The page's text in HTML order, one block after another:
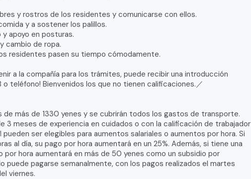
y rostros de los residentes y comunicarse con ellos.
y a sostener los palillos.
y apoyo en posturas.
cambio de ropa.
residentes pasen su tiempo cómodamente.
a la compañía para los trámites, puede recibir una introducción
o teléfono! Bienvenidos los que no tienen calificaciones.／
de más de 1330 yenes y se cubrirán todos los gastos de transporte.
3 meses de experiencia en cuidados o con la calificación de trabajador
ser elegibles para aumentos salariales o aumentos por hora. Si
al día, su pago por hora aumentará en un 25%. Además, si tiene una
por hora aumentará en más de 50 yenes como un subsidio por
puede pagarse semanalmente, con los pagos realizados el martes
viernes.